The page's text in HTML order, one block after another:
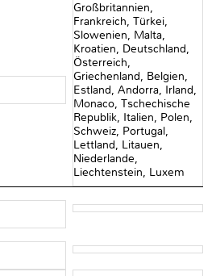
Großbritannien,
Frankreich, Türkei,
Slowenien, Malta,
Kroatien, Deutschland,
Österreich,
Griechenland, Belgien,
Estland, Andorra, Irland,
Monaco, Tschechische
Republik, Italien, Polen,
Schweiz, Portugal,
Lettland, Litauen,
Niederlande,
Liechtenstein, Luxem